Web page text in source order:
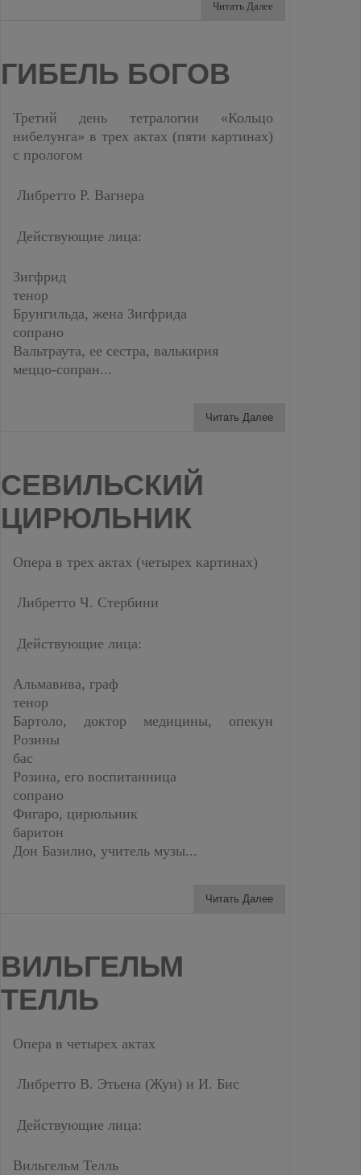
Читать Далее
ГИБЕЛЬ БОГОВ
Третий день тетралогии «Кольцо
нибелунга» в трех актах (пяти картинах)
с прологом
Либретто Р. Вагнера
Действующие лица:
Зигфрид
тенор
Брунгильда, жена Зигфрида
сопрано
Вальтраута, ее сестра, валькирия
меццо-сопран...
Читать Далее
СЕВИЛЬСКИЙ
ЦИРЮЛЬНИК
Опера в трех актах (четырех картинах)
Либретто Ч. Стербини
Действующие лица:
Альмавива, граф
тенор
Бартоло, доктор медицины, опекун
Розины
бас
Розина, его воспитанница
сопрано
Фигаро, цирюльник
баритон
Дон Базилио, учитель музы...
Читать Далее
ВИЛЬГЕЛЬМ
ТЕЛЛЬ
Опера в четырех актах
Либретто В. Этьена (Жуи) и И. Бис
Действующие лица:
Вильгельм Телль